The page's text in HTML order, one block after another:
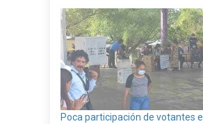
Poca participación de votantes